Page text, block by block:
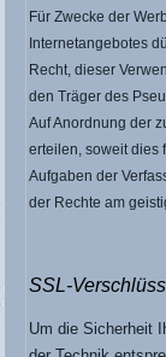
Für Zwecke der
Internetangebotes
Recht, dieser
den Träger des
Auf Anordnung der
erteilen, soweit dies
Aufgaben der
der Rechte am
SSL-
Um die Sicherheit